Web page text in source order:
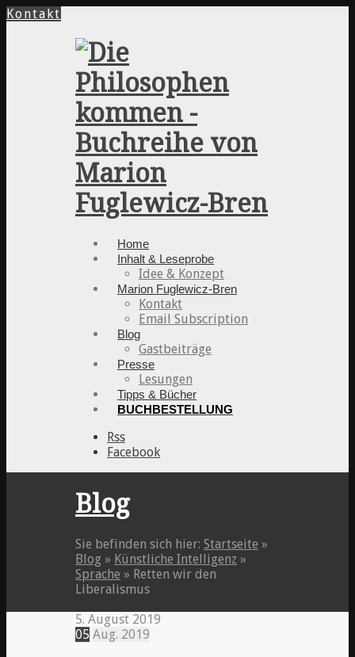
Kontakt
Home
Inhalt & Leseprobe
Idee & Konzept
Marion Fuglewicz-Bren
Kontakt
Email Subscription
Blog
Gastbeiträge
Presse
Lesungen
Tipps & Bücher
BUCHBESTELLUNG
Rss
Facebook
Blog
Sie befinden sich hier: Startseite »
Blog » Künstliche Intelligenz »
Sprache » Retten wir den
Liberalismus
5. August 2019
05 Aug. 2019